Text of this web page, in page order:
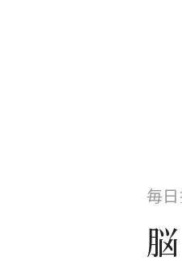
毎